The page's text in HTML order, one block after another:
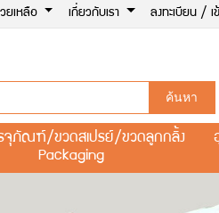
ยเหลือ เกี่ยวกับเรา ลงทะเบียน / เ
ค้นหา
จุภัณฑ์/ขวดสเปรย์/ขวดลูกกลิ้ง
Packaging